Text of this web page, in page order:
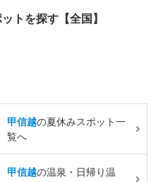
トを探す【全国】
甲信越の夏休みスポット一
覧へ
甲信越の温泉・日帰り温